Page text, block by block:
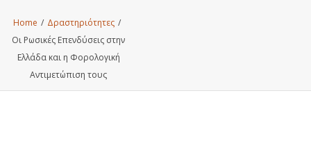
Home / Δραστηριότητες /
Οι Ρωσικές Επενδύσεις στην
Ελλάδα και η Φορολογική
Αντιμετώπιση τους